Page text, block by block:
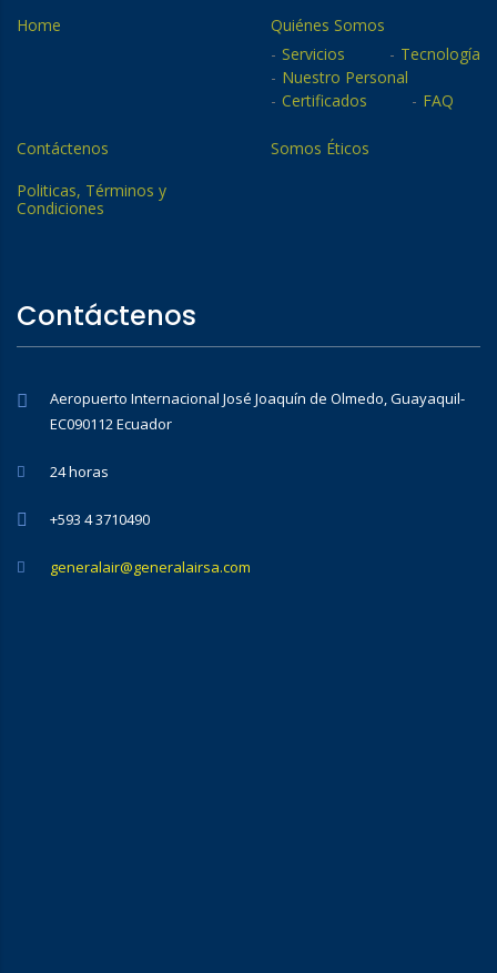
Home
Quiénes Somos
Servicios
Tecnología
Nuestro Personal
Certificados
FAQ
Contáctenos
Somos Éticos
Politicas, Términos y
Condiciones
Contáctenos
Aeropuerto Internacional José Joaquín de Olmedo, Guayaquil-
EC090112 Ecuador
24 horas
+593 4 3710490
generalair@generalairsa.com